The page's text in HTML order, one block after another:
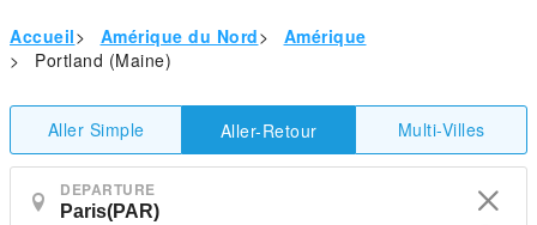
Accueil> Amérique du Nord>
Amérique
>
Portland (Maine)
Aller Simple Aller-Retour Multi-Villes
DEPARTURE